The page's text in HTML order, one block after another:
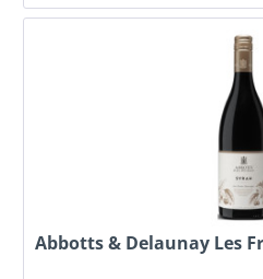
Abbotts & Delaunay Les